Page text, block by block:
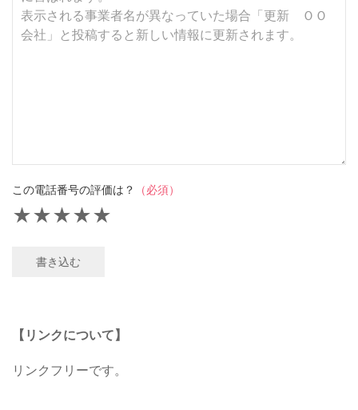
この電話番号の評価は？ （必須）
★
★
★
★
★
書き込む
【リンクについて】
リンクフリーです。